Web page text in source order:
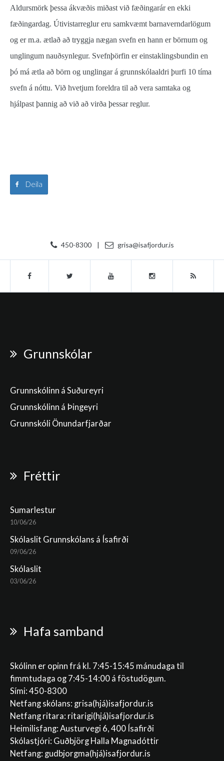
Aldursmörk þessa ákvæðis miðast við fæðingarár en ekki
fæðingardag. Útivistarreglur eru samkvæmt barnaverndarlögum
og er m.a. ætlað að tryggja nægan svefn en hann er börnum og
unglingum nauðsynlegur. Svefnþörfin er einstaklingsbundin en
þó má ætla að börn og unglingar á grunnskólaaldri þurfi 10 tíma
svefn á nóttu. Við hvetjum foreldra til að vera samtaka og
hjálpast þannig að við að virða þessar reglur.
Deila
450-8300 | grisa@isafjordur.is
Grunnskólar
Grunnskólinn á Suðureyri
Grunnskólinn á Þingeyri
Grunnskóli Önundarfjarðar
Fréttir
Sumarlestur
10/06/26
Skólaslit Grunnskólans á Ísafirði
09/06/26
Skólaslit
03/06/26
Hafa samband
Skólinn er opinn frá kl. 7:45-15:45 mánudaga til
fimmtudaga og 7:45-14:00 á föstudögum.
Sími: 450-8300
Netfang skólans: grisa(hjá)isafjordur.is
Netfang ritara: ritarigi(hjá)isafjordur.is
Heimilisfang: Austurvegi 6, 400 Ísafirði
Skólastjóri: Guðbjörg Halla Magnadóttir
Netfang: gudbjorgma(hjá)isafjordur.is